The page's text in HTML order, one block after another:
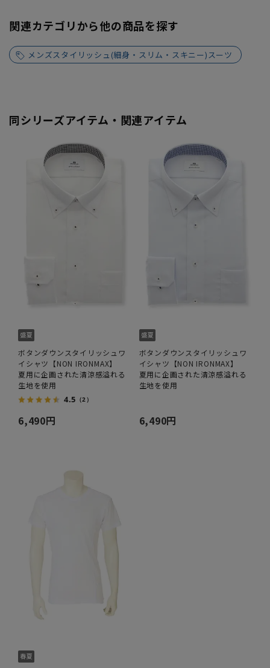
関連カテゴリから他の商品を探す
メンズスタイリッシュ(細身・スリム・スキニー)スーツ
同シリーズアイテム・関連アイテム
ボタンダウンスタイリッシュワ
イシャツ【NON IRONMAX】
夏用に企画された清涼感溢れる
生地を使用
4.5 （2）
6,490円
ボタンダウンスタイリッシュワ
イシャツ【NON IRONMAX】
夏用に企画された清涼感溢れる
生地を使用
6,490円